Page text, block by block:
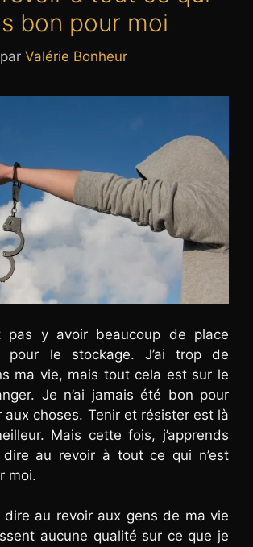
bon pour moi
par Valérie Bonheur
pas y avoir beaucoup de place
le stockage. J’ai trop de
ma vie, mais tout cela est sur le
Je n’ai jamais été bon pour
aux choses. Tenir et résister est là
Mais cette fois, j’apprends
au revoir à tout ce qui n’est
moi.
dire au revoir aux gens de ma vie
aucune qualité sur ce que je